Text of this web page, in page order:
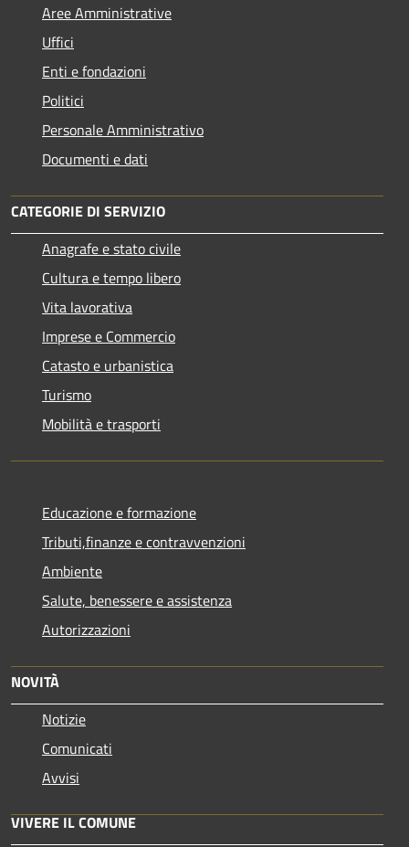
Aree Amministrative
Uffici
Enti e fondazioni
Politici
Personale Amministrativo
Documenti e dati
CATEGORIE DI SERVIZIO
Anagrafe e stato civile
Cultura e tempo libero
Vita lavorativa
Imprese e Commercio
Catasto e urbanistica
Turismo
Mobilità e trasporti
Educazione e formazione
Tributi,finanze e contravvenzioni
Ambiente
Salute, benessere e assistenza
Autorizzazioni
NOVITÀ
Notizie
Comunicati
Avvisi
VIVERE IL COMUNE